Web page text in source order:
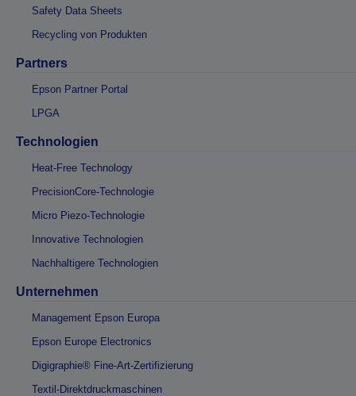
Safety Data Sheets
Recycling von Produkten
Partners
Epson Partner Portal
LPGA
Technologien
Heat-Free Technology
PrecisionCore-Technologie
Micro Piezo-Technologie
Innovative Technologien
Nachhaltigere Technologien
Unternehmen
Management Epson Europa
Epson Europe Electronics
Digigraphie® Fine-Art-Zertifizierung
Textil-Direktdruckmaschinen